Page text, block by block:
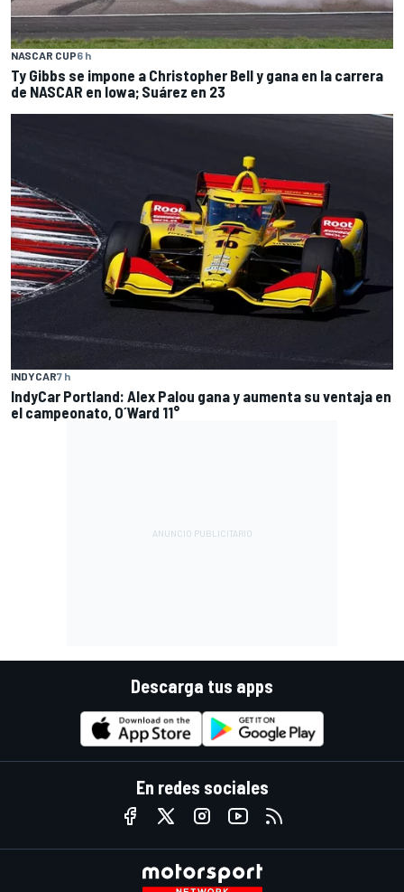
NASCAR CUP6 h
Ty Gibbs se impone a Christopher Bell y gana en la carrera
de NASCAR en Iowa; Suárez en 23
INDYCAR7 h
IndyCar Portland: Alex Palou gana y aumenta su ventaja en
el campeonato, O´Ward 11°
Descarga tus apps
En redes sociales